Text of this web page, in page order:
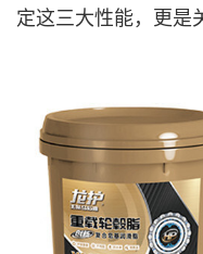
定这三大性能，更是